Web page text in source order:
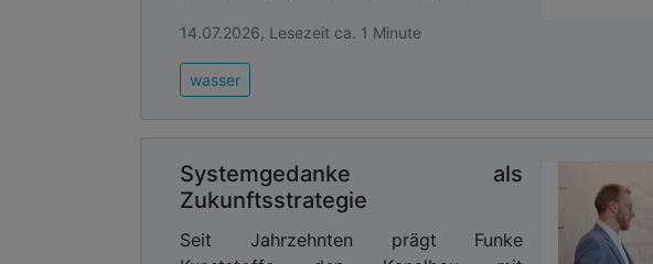
14.07.2026, Lesezeit ca. 1 Minute
wasser
Systemgedanke als
Zukunftsstrategie
Seit Jahrzehnten prägt Funke